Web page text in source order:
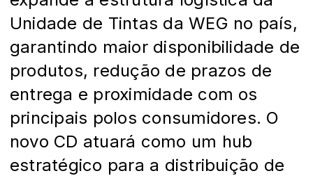
Unidade de Tintas da WEG no país,
garantindo maior disponibilidade de
produtos, redução de prazos de
entrega e proximidade com os
principais polos consumidores. O
novo CD atuará como um hub
estratégico para a distribuição de